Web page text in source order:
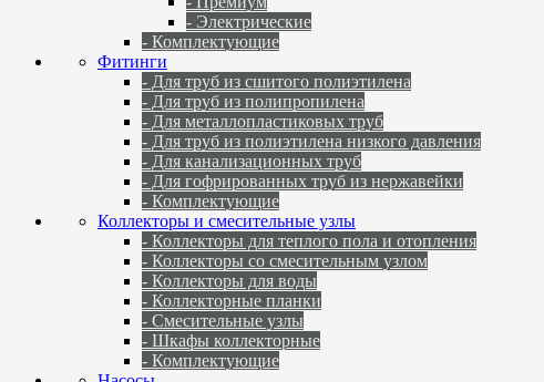
- Электрические
- Комплектующие
Фитинги
- Для труб из сшитого полиэтилена
- Для труб из полипропилена
- Для металлопластиковых труб
- Для труб из полиэтилена низкого давления
- Для канализационных труб
- Для гофрированных труб из нержавейки
- Комплектующие
Коллекторы и смесительные узлы
- Коллекторы для теплого пола и отопления
- Коллекторы со смесительным узлом
- Коллекторы для воды
- Коллекторные планки
- Смесительные узлы
- Шкафы коллекторные
- Комплектующие